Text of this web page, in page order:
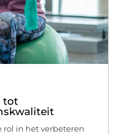
tot
rol in het verbeteren